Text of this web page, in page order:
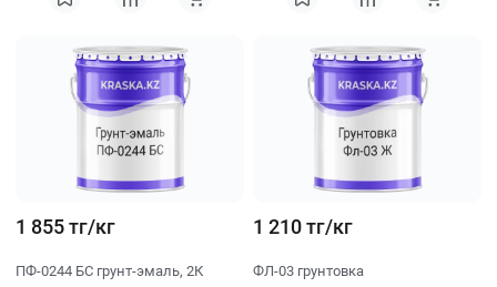
1 855 тг/кг
ПФ-0244 БС грунт-эмаль, 2К
1 210 тг/кг
ФЛ-03 грунтовка